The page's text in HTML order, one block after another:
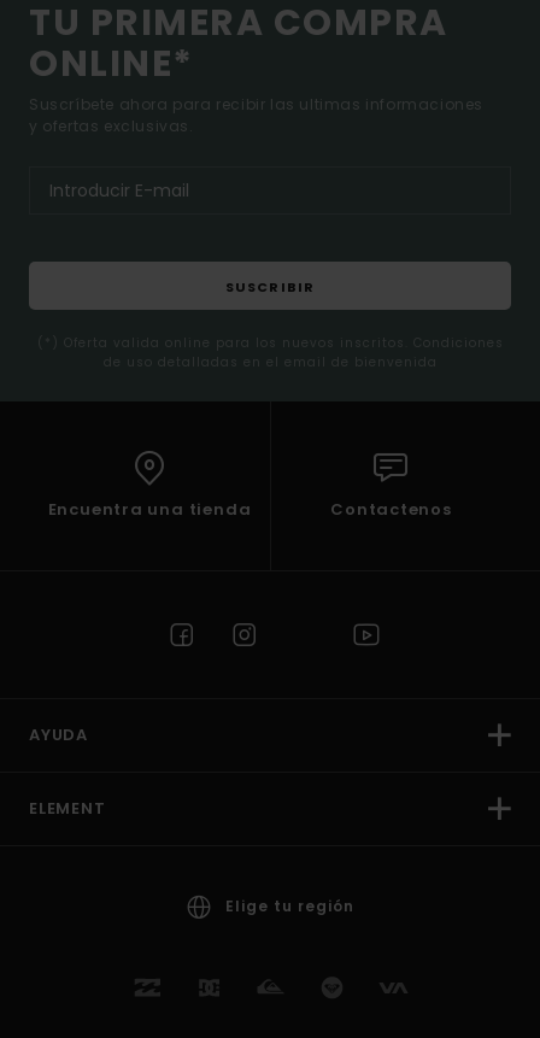
TU PRIMERA COMPRA
ONLINE*
Suscríbete ahora para recibir las ultimas informaciones
y ofertas exclusivas.
SUSCRIBIR
(*) Oferta valida online para los nuevos inscritos. Condiciones
de uso detalladas en el email de bienvenida
Encuentra una tienda Contactenos
AYUDA
ELEMENT
Elige tu región